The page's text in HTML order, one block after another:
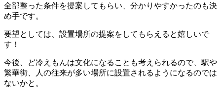
全部整った条件を提案してもらい、分かりやすかったのも決
め手です。
要望としては、設置場所の提案をしてもらえると嬉しいで
す！
今後、ど冷えもんは文化になることも考えられるので、駅や
繁華街、人の往来が多い場所に設置されるようになるのでは
ないかと。